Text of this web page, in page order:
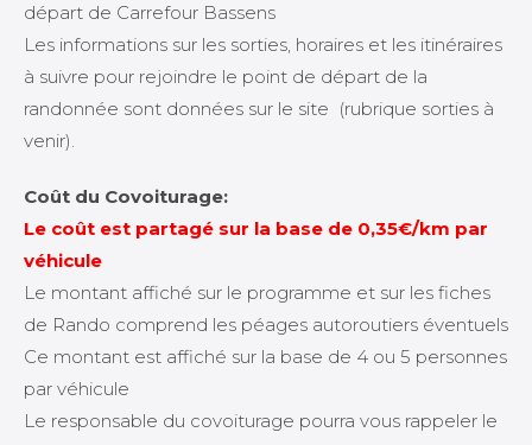
départ de Carrefour Bassens
Les informations sur les sorties, horaires et les itinéraires
à suivre pour rejoindre le point de départ de la
randonnée sont données sur le site (rubrique sorties à
venir).
Coût du Covoiturage:
Le coût est partagé sur la base de 0,35€/km par
véhicule
Le montant affiché sur le programme et sur les fiches
de Rando comprend les péages autoroutiers éventuels
Ce montant est affiché sur la base de 4 ou 5 personnes
par véhicule
Le responsable du covoiturage pourra vous rappeler le